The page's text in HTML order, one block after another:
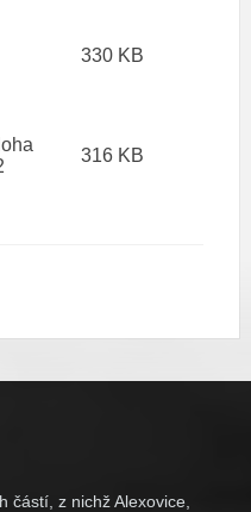
330 KB
316 KB
částí, z nichž Alexovice,